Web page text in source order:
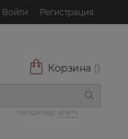
Войти Регистрация
Корзина ()
Например: клатч